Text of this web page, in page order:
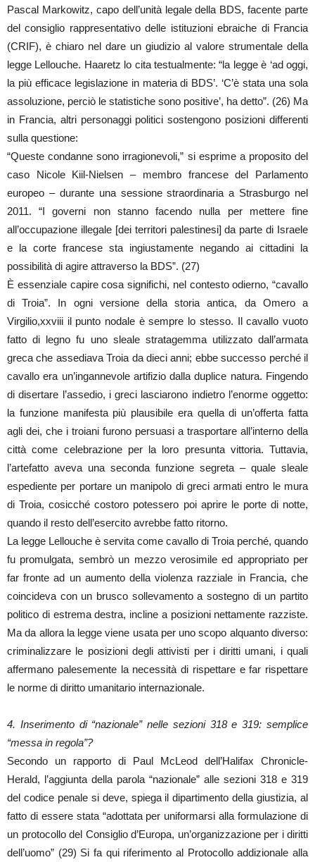
Pascal Markowitz, capo dell’unità legale della BDS, facente parte
del consiglio rappresentativo delle istituzioni ebraiche di Francia
(CRIF), è chiaro nel dare un giudizio al valore strumentale della
legge Lellouche. Haaretz lo cita testualmente: “la legge è ‘ad oggi,
la più efficace legislazione in materia di BDS’. ‘C’è stata una sola
assoluzione, perciò le statistiche sono positive’, ha detto”. (26) Ma
in Francia, altri personaggi politici sostengono posizioni differenti
sulla questione:
“Queste condanne sono irragionevoli,” si esprime a proposito del
caso Nicole Kiil-Nielsen – membro francese del Parlamento
europeo – durante una sessione straordinaria a Strasburgo nel
2011. “I governi non stanno facendo nulla per mettere fine
all’occupazione illegale [dei territori palestinesi] da parte di Israele
e la corte francese sta ingiustamente negando ai cittadini la
possibilità di agire attraverso la BDS”. (27)
È essenziale capire cosa significhi, nel contesto odierno, “cavallo
di Troia”. In ogni versione della storia antica, da Omero a
Virgilio,xxviii il punto nodale è sempre lo stesso. Il cavallo vuoto
fatto di legno fu uno sleale stratagemma utilizzato dall’armata
greca che assediava Troia da dieci anni; ebbe successo perché il
cavallo era un’ingannevole artifizio dalla duplice natura. Fingendo
di disertare l’assedio, i greci lasciarono indietro l’enorme oggetto:
la funzione manifesta più plausibile era quella di un’offerta fatta
agli dei, che i troiani furono persuasi a trasportare all’interno della
città come celebrazione per la loro presunta vittoria. Tuttavia,
l’artefatto aveva una seconda funzione segreta – quale sleale
espediente per portare un manipolo di greci armati entro le mura
di Troia, cosicché costoro potessero poi aprire le porte di notte,
quando il resto dell’esercito avrebbe fatto ritorno.
La legge Lellouche è servita come cavallo di Troia perché, quando
fu promulgata, sembrò un mezzo verosimile ed appropriato per
far fronte ad un aumento della violenza razziale in Francia, che
coincideva con un brusco sollevamento a sostegno di un partito
politico di estrema destra, incline a posizioni nettamente razziste.
Ma da allora la legge viene usata per uno scopo alquanto diverso:
criminalizzare le posizioni degli attivisti per i diritti umani, i quali
affermano palesemente la necessità di rispettare e far rispettare
le norme di diritto umanitario internazionale.
4. Inserimento di “nazionale” nelle sezioni 318 e 319: semplice
“messa in regola”?
Secondo un rapporto di Paul McLeod dell’Halifax Chronicle-
Herald, l’aggiunta della parola “nazionale” alle sezioni 318 e 319
del codice penale si deve, spiega il dipartimento della giustizia, al
fatto di essere stata “adottata per uniformarsi alla formulazione di
un protocollo del Consiglio d’Europa, un’organizzazione per i diritti
dell’uomo” (29) Si fa qui riferimento al Protocollo addizionale alla